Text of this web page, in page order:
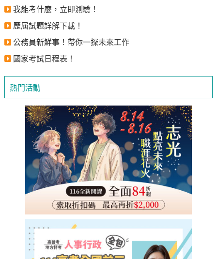
我能考什麼，立即測驗！
歷屆試題詳解下載！
公務員新鮮事！帶你一探未來工作
國家考試日程表！
熱門活動